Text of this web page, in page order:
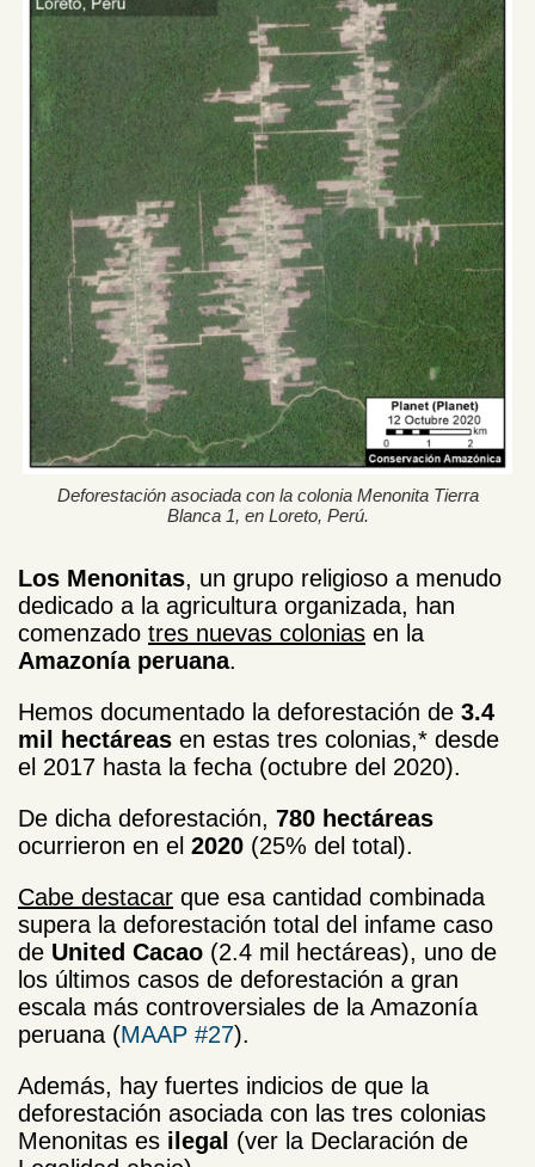
Deforestación asociada con la colonia Menonita Tierra
Blanca 1, en Loreto, Perú.
Los Menonitas, un grupo religioso a menudo
dedicado a la agricultura organizada, han
comenzado tres nuevas colonias en la
Amazonía peruana.
Hemos documentado la deforestación de 3.4
mil hectáreas en estas tres colonias,* desde
el 2017 hasta la fecha (octubre del 2020).
De dicha deforestación, 780 hectáreas
ocurrieron en el 2020 (25% del total).
Cabe destacar que esa cantidad combinada
supera la deforestación total del infame caso
de United Cacao (2.4 mil hectáreas), uno de
los últimos casos de deforestación a gran
escala más controversiales de la Amazonía
peruana (MAAP #27).
Además, hay fuertes indicios de que la
deforestación asociada con las tres colonias
Menonitas es ilegal (ver la Declaración de